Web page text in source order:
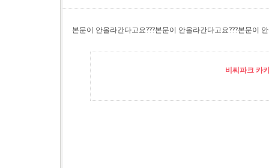
본문이 안올라간다고요???본문이 안올라간다고요???본문이
비씨파크 카